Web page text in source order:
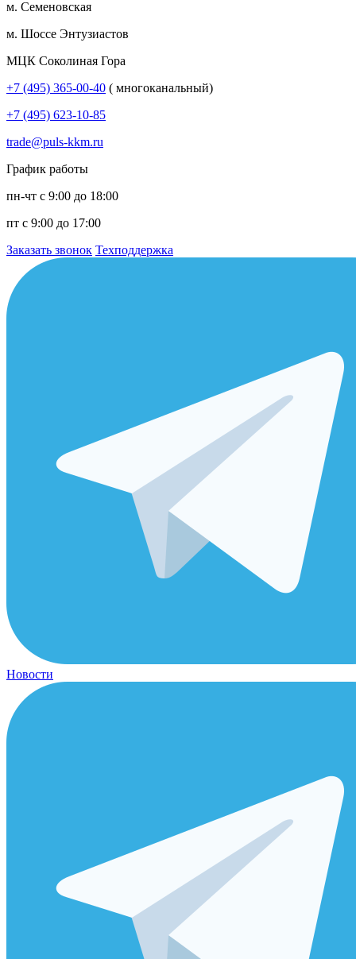
м. Семеновская
м. Шоссе Энтузиастов
МЦК Соколиная Гора
+7 (495) 365-00-40 ( многоканальный)
+7 (495) 623-10-85
trade@puls-kkm.ru
График работы
пн-чт с 9:00 до 18:00
пт с 9:00 до 17:00
Заказать звонок Техподдержка
Новости